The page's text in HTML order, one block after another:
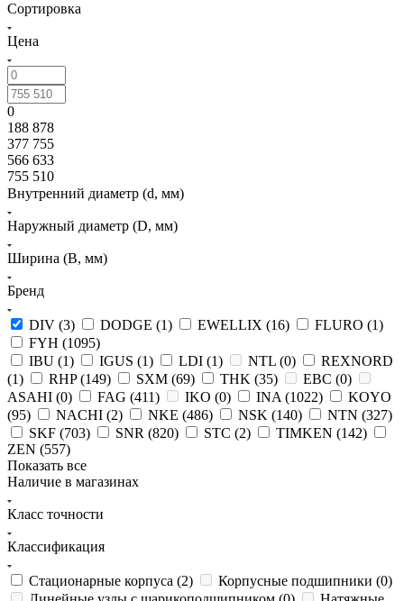
Сортировка
Цена
0
188 878
377 755
566 633
755 510
Внутренний диаметр (d, мм)
Наружный диаметр (D, мм)
Ширина (B, мм)
Бренд
DIV (3) DODGE (1) EWELLIX (16) FLURO (1)
FYH (1095)
IBU (1) IGUS (1) LDI (1) NTL (0)
REXNORD
(1) RHP (149) SXM (69) THK (35) EBC (0)
ASAHI (0) FAG (411) IKO (0) INA (1022)
KOYO
(95) NACHI (2) NKE (486) NSK (140) NTN (327)
SKF (703) SNR (820) STC (2) TIMKEN (142)
ZEN (557)
Показать все
Наличие в магазинах
Класс точности
Классификация
Стационарные корпуса (2) Корпусные подшипники (0)